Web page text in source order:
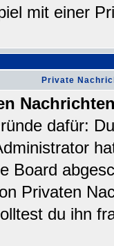
mit einer
Private
dafür:
Board
Privaten
du ihn